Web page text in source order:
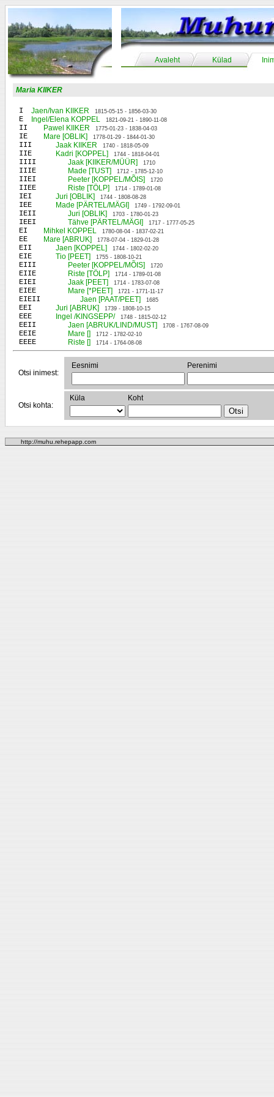
Avaleht Külad
Maria KIIKER
I Jaen/Ivan KIIKER 1815-05-15 - 1856-03-30
E Ingel/Elena KOPPEL 1821-09-21 - 1890-11-08
II Pawel KIIKER 1775-01-23 - 1838-04-03
IE Mare [OBLIK] 1778-01-29 - 1844-01-30
III Jaak KIIKER 1740 - 1818-05-09
IIE Kadri [KOPPEL] 1744 - 1818-04-01
IIII Jaak [KIIKER/MÜÜR] 1710
IIIE Made [TUST] 1712 - 1785-12-10
IIEI Peeter [KOPPEL/MÕIS] 1720
IIEE Riste [TÖLP] 1714 - 1789-01-08
IEI Juri [OBLIK] 1744 - 1808-08-28
IEE Made [PÄRTEL/MÄGI] 1749 - 1792-09-01
IEII Juri [OBLIK] 1703 - 1780-01-23
IEEI Tähve [PÄRTEL/MÄGI] 1717 - 1777-05-25
EI Mihkel KOPPEL 1780-08-04 - 1837-02-21
EE Mare [ABRUK] 1778-07-04 - 1829-01-28
EII Jaen [KOPPEL] 1744 - 1802-02-20
EIE Tio [PEET] 1755 - 1808-10-21
EIII Peeter [KOPPEL/MÕIS] 1720
EIIE Riste [TÖLP] 1714 - 1789-01-08
EIEI Jaak [PEET] 1714 - 1783-07-08
EIEE Mare [*PEET] 1721 - 1771-11-17
EIEII Jaen [PAAT/PEET] 1685
EEI Juri [ABRUK] 1739 - 1808-10-15
EEE Ingel /KINGSEPP/ 1748 - 1815-02-12
EEII Jaen [ABRUK/LIND/MUST] 1708 - 1767-08-09
EEIE Mare [] 1712 - 1782-02-10
EEEE Riste [] 1714 - 1764-08-08
Otsi inimest:
Eesnimi Perenimi
Otsi kohta:
Küla Koht
http://muhu.rehepapp.com